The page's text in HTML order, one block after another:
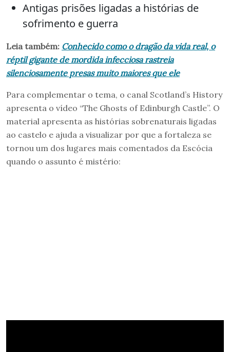
Antigas prisões ligadas a histórias de
sofrimento e guerra
Leia também: Conhecido como o dragão da vida real, o
réptil gigante de mordida infecciosa rastreia
silenciosamente presas muito maiores que ele
Para complementar o tema, o canal Scotland’s History
apresenta o vídeo “The Ghosts of Edinburgh Castle”. O
material apresenta as histórias sobrenaturais ligadas
ao castelo e ajuda a visualizar por que a fortaleza se
tornou um dos lugares mais comentados da Escócia
quando o assunto é mistério: